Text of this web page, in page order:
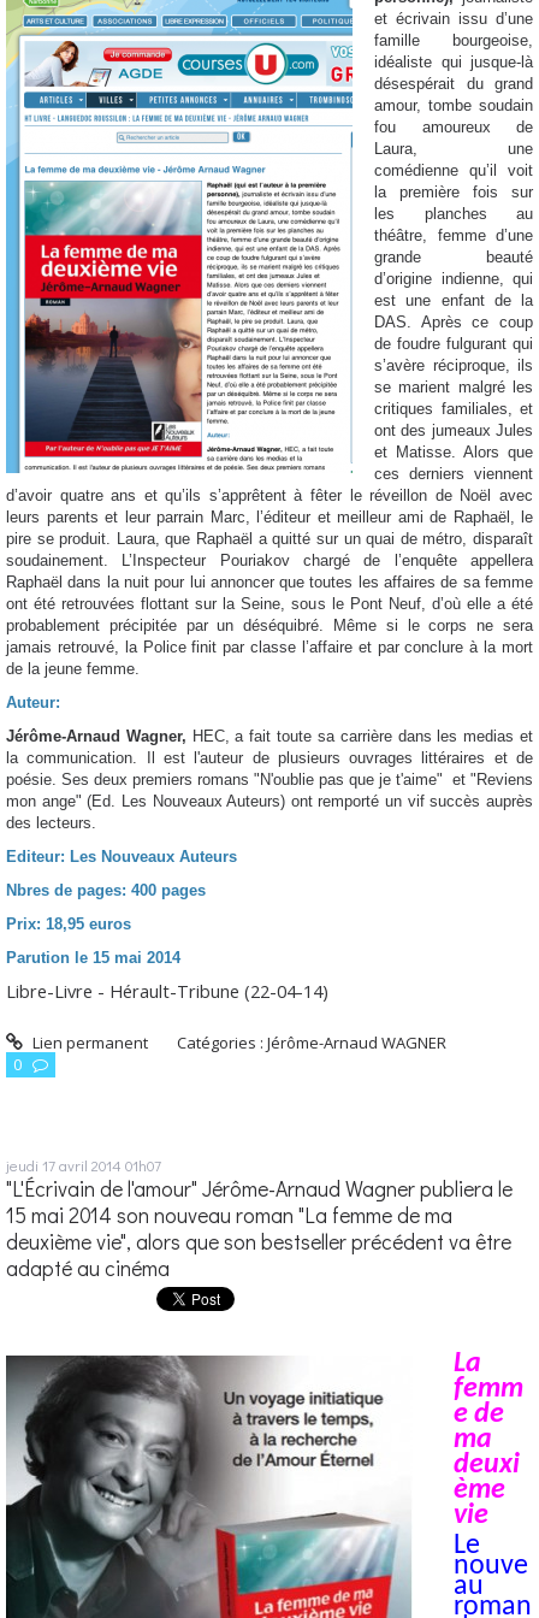
et écrivain issu d’une
famille bourgeoise,
idéaliste qui jusque-là
désespérait du grand
amour, tombe soudain
fou amoureux de
Laura, une
comédienne qu’il voit
la première fois sur
les planches au
théâtre, femme d’une
grande beauté
d’origine indienne, qui
est une enfant de la
DAS. Après ce coup
de foudre fulgurant qui
s’avère réciproque, ils
se marient malgré les
critiques familiales, et
ont des jumeaux Jules
et Matisse. Alors que
ces derniers viennent
d’avoir quatre ans et qu’ils s’apprêtent à fêter le réveillon de Noël avec
leurs parents et leur parrain Marc, l’éditeur et meilleur ami de Raphaël, le
pire se produit. Laura, que Raphaël a quitté sur un quai de métro, disparaît
soudainement. L’Inspecteur Pouriakov chargé de l’enquête appellera
Raphaël dans la nuit pour lui annoncer que toutes les affaires de sa femme
ont été retrouvées flottant sur la Seine, sous le Pont Neuf, d’où elle a été
probablement précipitée par un déséquibré. Même si le corps ne sera
jamais retrouvé, la Police finit par classe l’affaire et par conclure à la mort
de la jeune femme.
Auteur:
Jérôme-Arnaud Wagner, HEC, a fait toute sa carrière dans les medias et
la communication. Il est l'auteur de plusieurs ouvrages littéraires et de
poésie. Ses deux premiers romans "N'oublie pas que je t'aime" et "Reviens
mon ange" (Ed. Les Nouveaux Auteurs) ont remporté un vif succès auprès
des lecteurs.
Editeur: Les Nouveaux Auteurs
Nbres de pages: 400 pages
Prix: 18,95 euros
Parution le 15 mai 2014
Libre-Livre - Hérault-Tribune (22-04-14)
Lien permanent Catégories :Jérôme-Arnaud WAGNER
0
jeudi 17avril 2014 01h07
"L'Écrivain de l'amour" Jérôme-Arnaud Wagner publiera le
15 mai 2014 son nouveau roman "La femme de ma
deuxième vie", alors que son bestseller précédent va être
adapté au cinéma
La
femm
e de
ma
deuxi
ème
vie
Le
nouve
au
roman